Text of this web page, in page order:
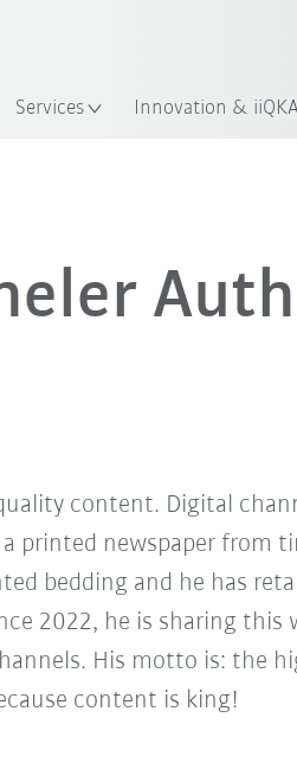
Services Innovation & iiQKA
content. Digital
printed newspaper from
bedding and he has
2022, he is sharing this
His motto is: the
content is king!